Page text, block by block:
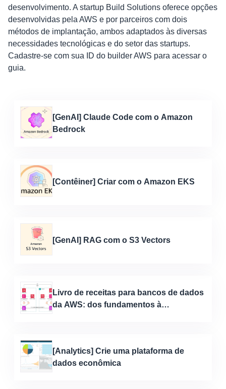
desenvolvimento. A startup Build Solutions oferece opções
desenvolvidas pela AWS e por parceiros com dois
métodos de implantação, ambos adaptados às diversas
necessidades tecnológicas e do setor das startups.
Cadastre-se com sua ID do builder AWS para acessar o
guia.
[GenAI] Claude Code com o Amazon
Bedrock
[Contêiner] Criar com o Amazon EKS
[GenAI] RAG com o S3 Vectors
Livro de receitas para bancos de dados
da AWS: dos fundamentos à
[Analytics] Crie uma plataforma de
dados econômica